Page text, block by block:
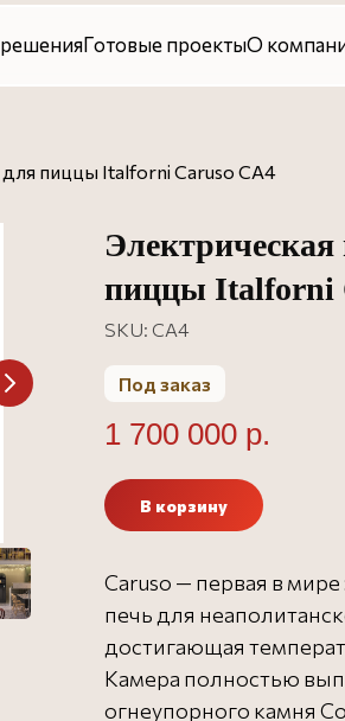
Готовые проектыО компании
для пиццы Italforni Caruso CA4
Электрическая
пиццы Italforni
SKU: CA4
Под заказ
1 700 000 р.
В корзину
Caruso — первая в мире
печь для
достигающая
Камера полностью
огнеупорного камня